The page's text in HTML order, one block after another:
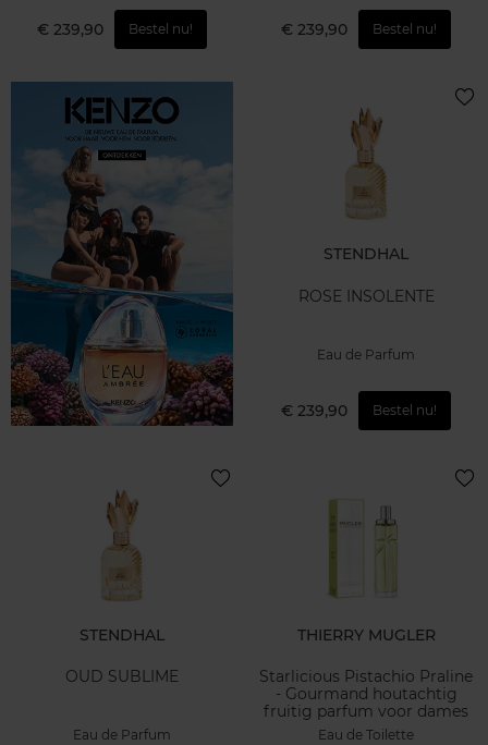
€ 239,90 Bestel nu! € 239,90 Bestel nu!
STENDHAL
ROSE INSOLENTE
Eau de Parfum
€ 239,90 Bestel nu!
STENDHAL
OUD SUBLIME
Eau de Parfum
THIERRY MUGLER
Starlicious Pistachio Praline
- Gourmand houtachtig
fruitig parfum voor dames
Eau de Toilette